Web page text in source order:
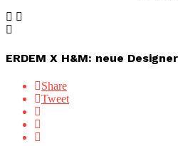
ERDEM X H&M: neue
Share
Tweet